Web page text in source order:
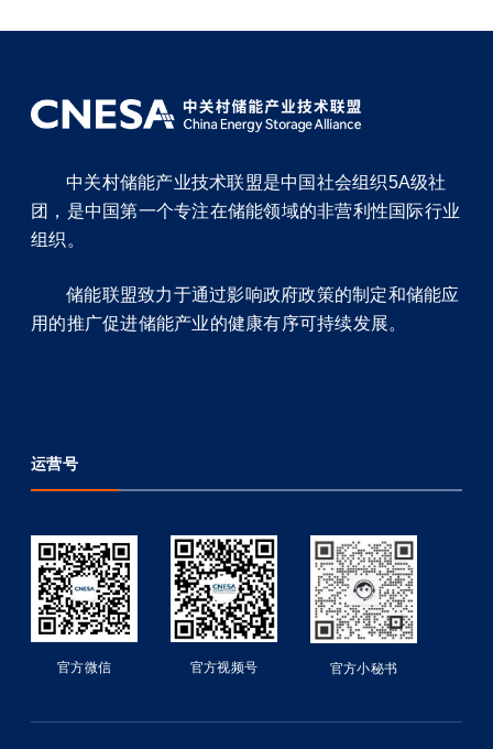
中关村储能产业技术联盟是中国社会组织5A级社
团，是中国第一个专注在储能领域的非营利性国际行业
组织。
储能联盟致力于通过影响政府政策的制定和储能应
用的推广促进储能产业的健康有序可持续发展。
运营号
官方微信 官方视频号 官方小秘书